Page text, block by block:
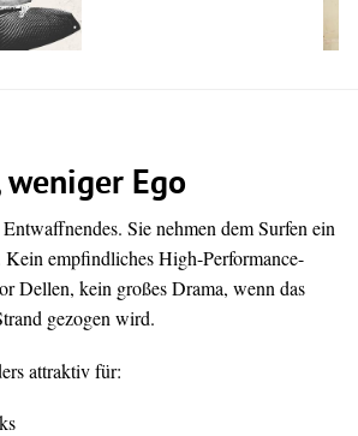
Ego
Sie nehmen dem Surfen ein
empfindliches High-Performance-
Dellen, kein großes Drama, wenn das
gezogen wird.
attraktiv für: